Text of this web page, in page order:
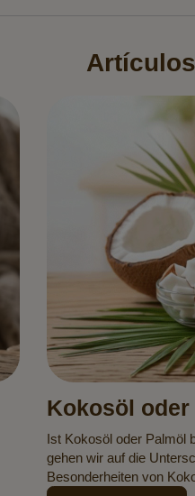
Kokosöl
Produkt ist
Ist Kokosöl oder Palmöl
gehen wir auf die
Besonderheiten von